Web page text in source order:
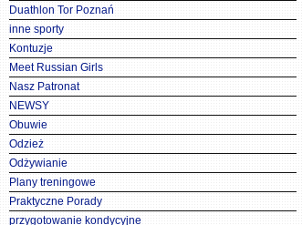
Duathlon Tor Poznań
inne sporty
Kontuzje
Meet Russian Girls
Nasz Patronat
NEWSY
Obuwie
Odzież
Odżywianie
Plany treningowe
Praktyczne Porady
przygotowanie kondycyjne